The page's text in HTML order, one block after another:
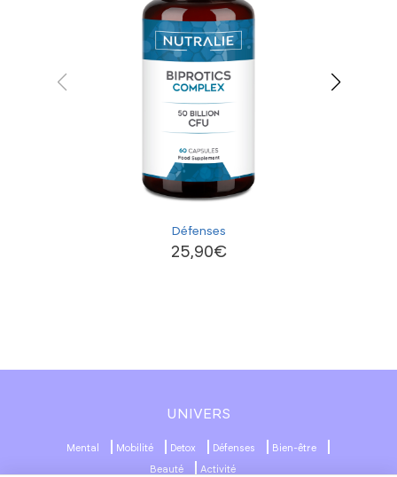
Défenses
25,90€
UNIVERS
Mental Mobilité Detox Défenses Bien-être
Beauté Activité